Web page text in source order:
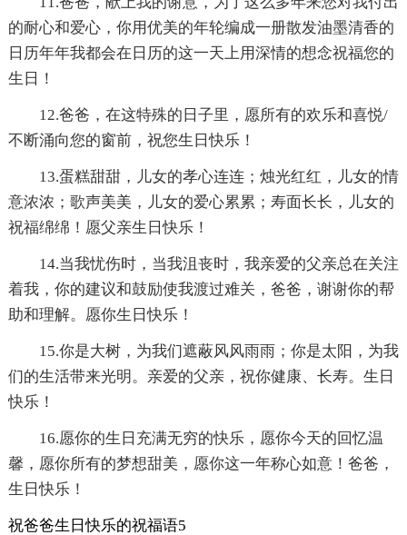
的耐心和爱心，你用优美的年轮编成一册散发油墨清香的
日历年年我都会在日历的这一天上用深情的想念祝福您的
生日！
12.爸爸，在这特殊的日子里，愿所有的欢乐和喜悦/
不断涌向您的窗前，祝您生日快乐！
13.蛋糕甜甜，儿女的孝心连连；烛光红红，儿女的情
意浓浓；歌声美美，儿女的爱心累累；寿面长长，儿女的
祝福绵绵！愿父亲生日快乐！
14.当我忧伤时，当我沮丧时，我亲爱的父亲总在关注
着我，你的建议和鼓励使我渡过难关，爸爸，谢谢你的帮
助和理解。愿你生日快乐！
15.你是大树，为我们遮蔽风风雨雨；你是太阳，为我
们的生活带来光明。亲爱的父亲，祝你健康、长寿。生日
快乐！
16.愿你的生日充满无穷的快乐，愿你今天的回忆温
馨，愿你所有的梦想甜美，愿你这一年称心如意！爸爸，
生日快乐！
祝爸爸生日快乐的祝福语5